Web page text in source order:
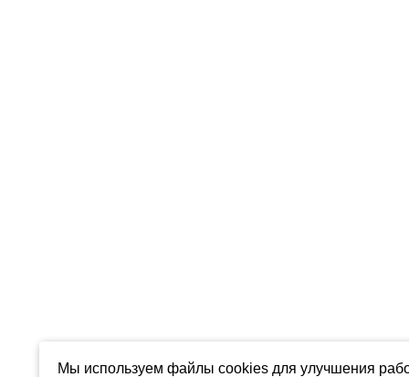
Мы используем файлы cookies для улучшения